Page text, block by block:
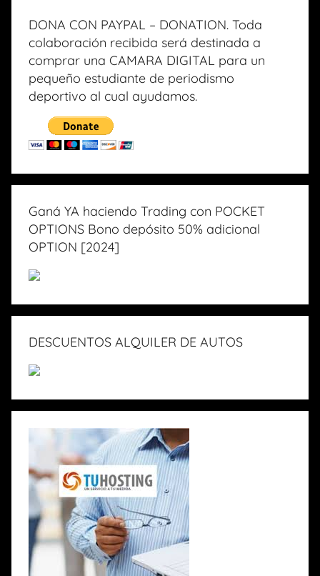
DONA CON PAYPAL – DONATION. Toda
colaboración recibida será destinada a
comprar una CAMARA DIGITAL para un
pequeño estudiante de periodismo
deportivo al cual ayudamos.
Ganá YA haciendo Trading con POCKET
OPTIONS Bono depósito 50% adicional
OPTION [2024]
DESCUENTOS ALQUILER DE AUTOS